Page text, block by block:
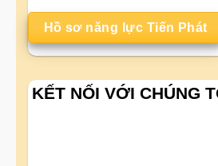
Hồ sơ năng lực Tiến Phát
KẾT NỐI VỚI CHÚNG